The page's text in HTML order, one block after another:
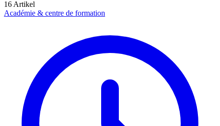
16 Artikel
Académie & centre de formation